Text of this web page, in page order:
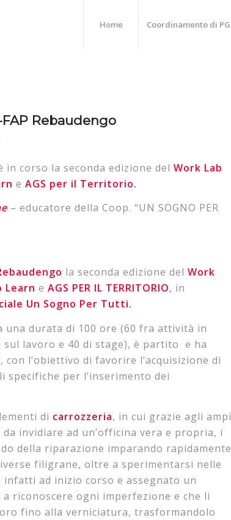
Home Coordinamento di PG
Rebaudengo
in corso la seconda edizione del Work Lab
e AGS per il Territorio.
– educatore della Coop. “UN SOGNO PER
la seconda edizione del Work
Learn e AGS PER IL TERRITORIO, in
Un Sogno Per Tutti.
durata di 100 ore (60 fra attività in
lavoro e 40 di stage), è partito e ha
, con l’obiettivo di favorire l’acquisizione di
per l’inserimento dei
di carrozzeria, in cui grazie agli ampi
invidiare ad un’officina vera e propria, i
della riparazione imparando rapidamente
filigrane, oltre a sperimentarsi nelle
ad inizio corso e assegnato un
riconoscere ogni imperfezione e che li
fino alla verniciatura, trasformandolo